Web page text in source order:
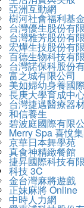
亞洲互動網
樹河社會福利基
台灣優生股份有
台灣雅芳股份有
宏燁生技股份有
百德生物科技有
台灣諾保科股份
富之城有限公司
美如婦幼身養國
長庚大學育成中
台灣捷邁醫療器
和信養生
碧波庭國際有限
Merry Spa 喜悅
京華日本舞學苑
真食神精緻餐館
捷昇國際科技有
科技 3C
金台灣麻將遊戲
正妹麻將 Online
中時人力網